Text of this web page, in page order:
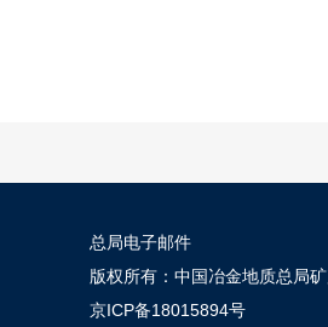
总局电子邮件
版权所有：中国冶金地质总局
京ICP备18015894号